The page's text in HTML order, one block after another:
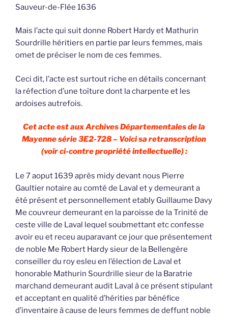
Sauveur-de-Flée 1636
Mais l’acte qui suit donne Robert Hardy et Mathurin
Sourdrille héritiers en partie par leurs femmes, mais
omet de préciser le nom de ces femmes.
Ceci dit, l’acte est surtout riche en détails concernant
la réfection d’une toîture dont la charpente et les
ardoises autrefois.
Cet acte est aux Archives Départementales de la
Mayenne série 3E2-728 – Voici sa retranscription
(voir ci-contre propriété intellectuelle) :
Le 7 aoput 1639 après midy devant nous Pierre
Gaultier notaire au comté de Laval et y demeurant a
été présent et personnellement etably Guillaume Davy
Me couvreur demeurant en la paroisse de la Trinité de
ceste ville de Laval lequel soubmettant etc confesse
avoir eu et receu auparavant ce jour que présentement
de noble Me Robert Hardy sieur de la Bellengère
conseiller du roy esleu en l’élection de Laval et
honorable Mathurin Sourdrille sieur de la Baratrie
marchand demeurant audit Laval à ce présent stipulant
et acceptant en qualité d’hérities par bénéfice
d’inventaire à cause de leurs femmes de deffunt noble